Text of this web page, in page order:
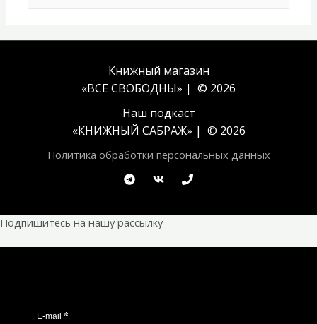
Книжный магазин
«ВСЕ СВОБОДНЫ» | © 2026
Наш подкаст
«КНИЖНЫЙ САБРАЖ» | © 2026
Политика обработки персональных данных
Подпишитесь на нашу рассылку
E-mail *